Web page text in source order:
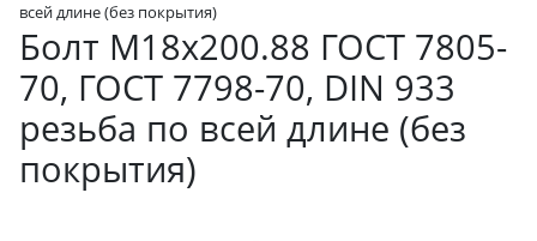
всей длине (без покрытия)
Болт М18х200.88 ГОСТ 7805-
70, ГОСТ 7798-70, DIN 933
резьба по всей длине (без
покрытия)